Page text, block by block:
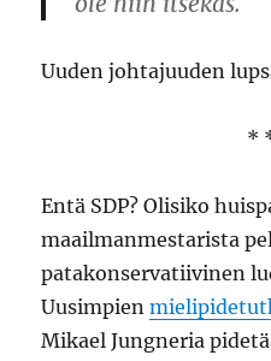
Uuden johtajuuden
*
Entä SDP? Olisiko
maailmanmestarista
patakonservatiivinen
Uusimpien
Mikael Jungneria